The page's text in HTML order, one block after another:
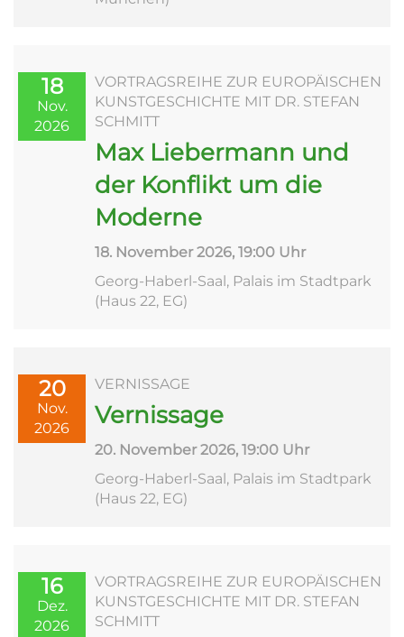
18
Nov.
2026
VORTRAGSREIHE ZUR EUROPÄISCHEN
KUNSTGESCHICHTE MIT DR. STEFAN
SCHMITT
Max Liebermann und
der Konflikt um die
Moderne
18. November 2026, 19:00 Uhr
Georg-Haberl-Saal, Palais im Stadtpark
(Haus 22, EG)
20
Nov.
2026
VERNISSAGE
Vernissage
20. November 2026, 19:00 Uhr
Georg-Haberl-Saal, Palais im Stadtpark
(Haus 22, EG)
16
Dez.
2026
VORTRAGSREIHE ZUR EUROPÄISCHEN
KUNSTGESCHICHTE MIT DR. STEFAN
SCHMITT